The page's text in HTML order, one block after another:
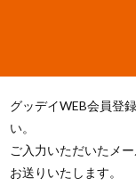
グッデイWEB会員登
い。
ご入力いただいたメ
お送りいたします。